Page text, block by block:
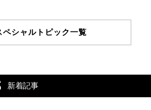
ペシャルトピック一覧
新着記事